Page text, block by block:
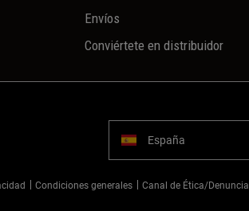
Envíos
Conviértete en distribuidor
España
Condiciones generales Canal de Ética/Denuncia